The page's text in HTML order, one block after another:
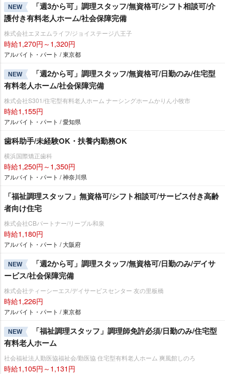
NEW
「週3から可」調理スタッフ/無資格可/シフト相談可/介
護付き有料老人ホーム/社会保障完備
株式会社エヌエムライフ/ジョイステージ八王子
時給1,270円～1,320円
アルバイト・パート / 東京都
NEW
「週2から可」調理スタッフ/無資格可/日勤のみ/住宅型
有料老人ホーム/社会保障完備
株式会社S301/住宅型有料老人ホーム ナーシングホームかりん小牧市
時給1,155円
アルバイト・パート / 愛知県
歯科助手/未経験OK・扶養内勤務OK
横浜国際矯正歯科
時給1,250円～1,350円
アルバイト・パート / 神奈川県
「福祉調理スタッフ」無資格可/シフト相談可/サービス付き高齢
者向け住宅
株式会社CBパートナー/リーブル和泉
時給1,180円
アルバイト・パート / 大阪府
NEW
「週2から可」調理スタッフ/無資格可/日勤のみ/デイサ
ービス/社会保障完備
株式会社ティーシーエス/デイサービスセンター 友の里板橋
時給1,226円
アルバイト・パート / 東京都
NEW
「福祉調理スタッフ」調理師免許必須/日勤のみ/住宅型
有料老人ホーム
社会福祉法人勤医協福祉会/勤医協 住宅型有料老人ホーム 爽風館しのろ
時給1,105円～1,131円